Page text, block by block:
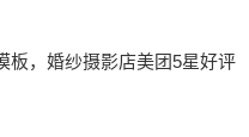
板，婚纱摄影店美团5星好评